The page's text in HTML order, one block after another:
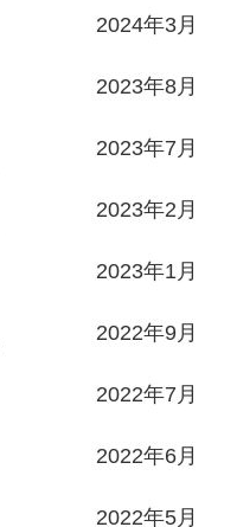
2024年3月
2023年8月
2023年7月
2023年2月
2023年1月
2022年9月
2022年7月
2022年6月
2022年5月